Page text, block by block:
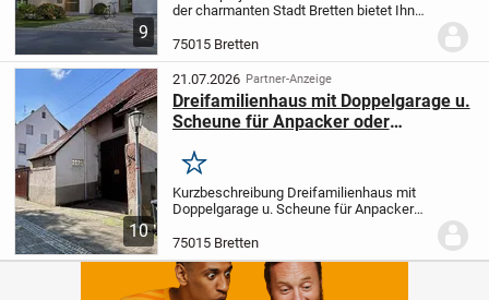
9
der charmanten Stadt Bretten bietet Ihnen
individuell zu verwirklichen. Mit 6
Zimmern auf einer großzügigen
Wohnfläche...
75015 Bretten
10
21.07.2026 Partner-Anzeige
Dreifamilienhaus mit Doppelgarage u.
Scheune für Anpacker oder
Merken
Kurzbeschreibung Dreifamilienhaus mit
Doppelgarage u. Scheune für Anpacker
Dieses Mehrfamilienhaus in bester,
zentraler Lage von Bretten bietet Ihnen
unendlich viele...
75015 Bretten